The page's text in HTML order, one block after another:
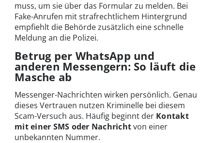
muss, um sie über das Formular zu melden. Bei
Fake-Anrufen mit strafrechtlichem Hintergrund
empfiehlt die Behörde zusätzlich eine schnelle
Meldung an die Polizei.
Betrug per WhatsApp und
anderen Messengern: So läuft die
Masche ab
Messenger-Nachrichten wirken persönlich. Genau
dieses Vertrauen nutzen Kriminelle bei diesem
Scam-Versuch aus. Häufig beginnt der Kontakt
mit einer SMS oder Nachrichtvon einer
unbekannten Nummer.